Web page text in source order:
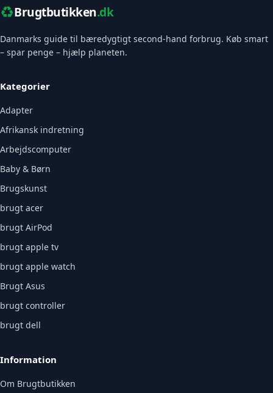
♻️Brugtbutikken.dk
Danmarks guide til bæredygtigt second-hand forbrug. Køb smart
– spar penge – hjælp planeten.
Kategorier
Adapter
Afrikansk indretning
Arbejdscomputer
Baby & Børn
Brugskunst
brugt acer
brugt AirPod
brugt apple tv
brugt apple watch
Brugt Asus
brugt controller
brugt dell
Information
Om Brugtbutikken